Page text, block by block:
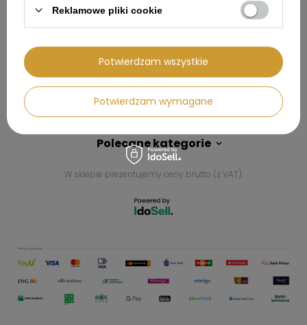
Chcę wymienić produkt
Kontakt
Konto
Regulaminy
Polecane kategorie
W sklepie prezentujemy ceny brutto (z VAT).
Reklamowe pliki cookie
Potwierdzam wymagane
Potwierdzam wszystkie